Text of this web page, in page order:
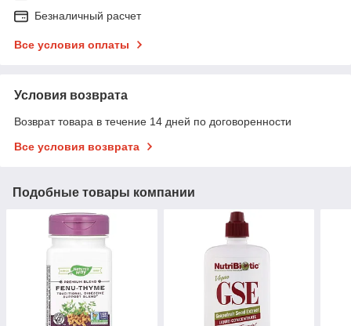
Безналичный расчет
Все условия оплаты
Условия возврата
Возврат товара в течение 14 дней по договоренности
Все условия возврата
Подобные товары компании